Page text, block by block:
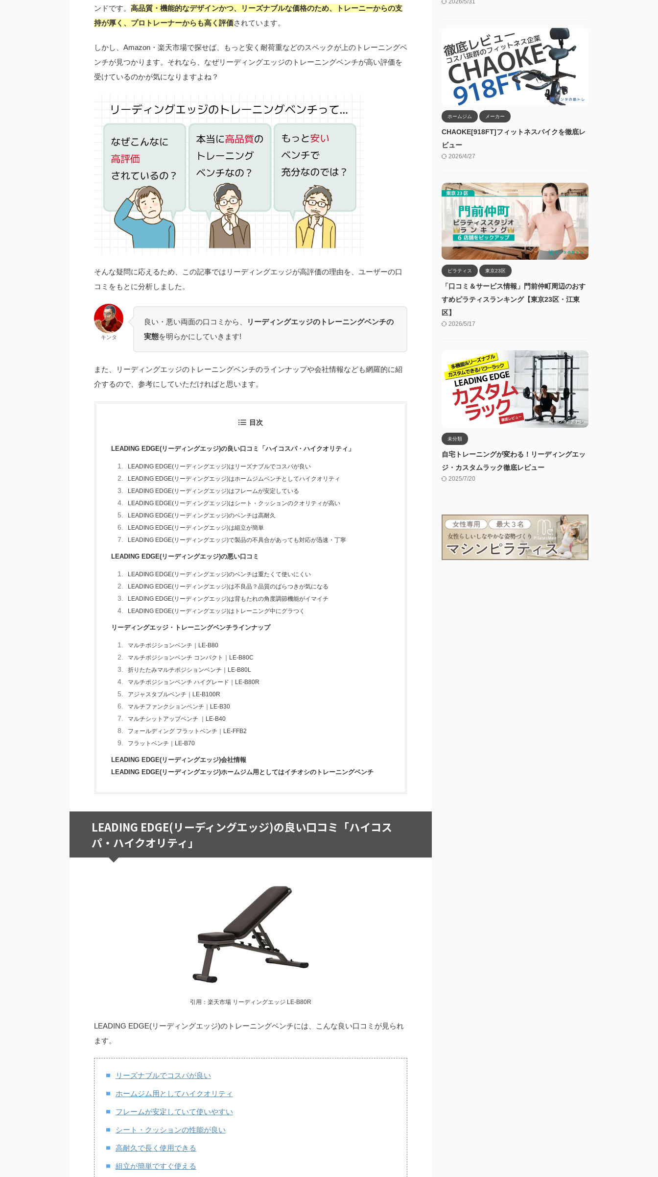
ンドです。 高品質・機能的なデザインかつ、リーズナブルな価格のため、トレーニーからの支
持が厚く、プロトレーナーからも高く評価されています。
しかし、Amazon・楽天市場で探せば、もっと安く耐荷重などのスペックが上のトレーニングベ
ンチが見つかります。それなら、なぜリーディングエッジのトレーニングベンチが高い評価を
受けているのかが気になりますよね？
そんな疑問に応えるため、この記事ではリーディングエッジが高評価の理由を、ユーザーの口
コミをもとに分析しました。
キンタ
良い・悪い両面の口コミから、
リーディングエッジのトレーニングベンチの
実態を明らかにしていきます!
また、リーディングエッジのトレーニングベンチのラインナップや会社情報なども網羅的に紹
介するので、参考にしていただければと思います。
目次
LEADING EDGE(リーディングエッジ)の良い口コミ「ハイコスパ・ハイクオリティ」
LEADING EDGE(リーディングエッジ)はリーズナブルでコスパが良い
LEADING EDGE(リーディングエッジ)はホームジムベンチとしてハイクオリティ
LEADING EDGE(リーディングエッジ)はフレームが安定している
LEADING EDGE(リーディングエッジ)はシート・クッションのクオリティが高い
LEADING EDGE(リーディングエッジ)のベンチは高耐久
LEADING EDGE(リーディングエッジ)は組立が簡単
LEADING EDGE(リーディングエッジ)で製品の不具合があっても対応が迅速・丁寧
LEADING EDGE(リーディングエッジ)の悪い口コミ
LEADING EDGE(リーディングエッジ)のベンチは重たくて使いにくい
LEADING EDGE(リーディングエッジ)は不良品？品質のばらつきが気になる
LEADING EDGE(リーディングエッジ)は背もたれの角度調節機能がイマイチ
LEADING EDGE(リーディングエッジ)はトレーニング中にグラつく
リーディングエッジ・トレーニングベンチラインナップ
マルチポジションベンチ｜LE-B80
マルチポジションベンチ コンパクト｜LE-B80C
折りたたみマルチポジションベンチ｜LE-B80L
マルチポジションベンチ ハイグレード｜LE-B80R
アジャスタブルベンチ｜LE-B100R
マルチファンクションベンチ｜LE-B30
マルチシットアップベンチ ｜LE-B40
フォールディング フラットベンチ｜LE-FFB2
フラットベンチ｜LE-B70
LEADING EDGE(リーディングエッジ)会社情報
LEADING EDGE(リーディングエッジ)ホームジム用としてはイチオシのトレーニングベンチ
LEADING EDGE(リーディングエッジ)の良い口コミ「ハイコス
パ・ハイクオリティ」
引用：楽天市場 リーディングエッジ LE-B80R
LEADING EDGE(リーディングエッジ)のトレーニングベンチには、こんな良い口コミが見られ
ます。
リーズナブルでコスパが良い
ホームジム用としてハイクオリティ
フレームが安定していて使いやすい
シート・クッションの性能が良い
高耐久で長く使用できる
組立が簡単ですぐ使える
2026/5/31
ホームジム メーカー
CHAOKE[918FT]フィットネスバイクを徹底レ
ビュー
2026/4/27
ピラティス 東京23区
「口コミ＆サービス情報」門前仲町周辺のおす
すめピラティスランキング【東京23区・江東
区】
2026/5/17
未分類
自宅トレーニングが変わる！リーディングエッ
ジ・カスタムラック徹底レビュー
2025/7/20